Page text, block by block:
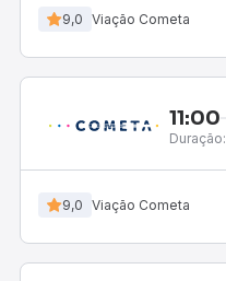
9,0 Viação Cometa
11:00
Duração:
9,0 Viação Cometa